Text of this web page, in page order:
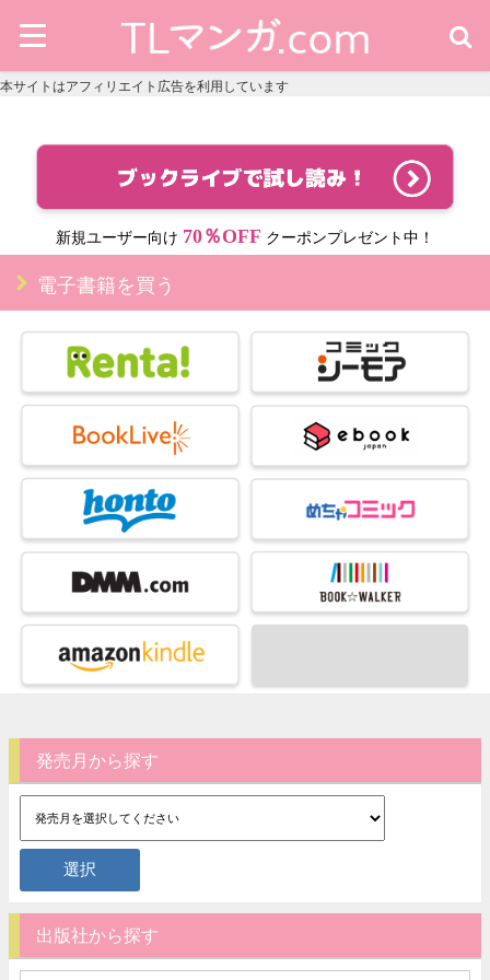
本サイトはアフィリエイト広告を利用しています
新規ユーザー向け 70％OFF クーポンプレゼント中！
電子書籍を買う
発売月から探す
出版社から探す